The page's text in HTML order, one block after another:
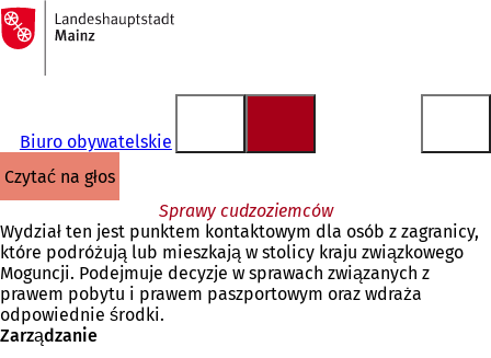
Przejdź do treści
Do
strony
głównej
Biuro obywatelskie
czytać na głos
Sprawy cudzoziemców
Wydział ten jest punktem kontaktowym dla osób z zagranicy,
które podróżują lub mieszkają w stolicy kraju związkowego
Moguncji. Podejmuje decyzje w sprawach związanych z
prawem pobytu i prawem paszportowym oraz wdraża
odpowiednie środki.
Zarządzanie